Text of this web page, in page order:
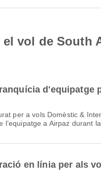
vol de South
d'equipatge
a Airpaz durant
en línia per als